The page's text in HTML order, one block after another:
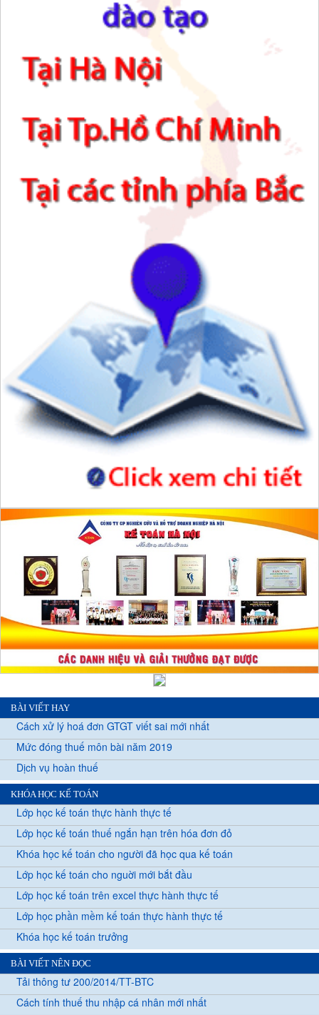
BÀI VIẾT HAY
Cách xử lý hoá đơn GTGT viết sai mới nhất
Mức đóng thuế môn bài năm 2019
Dịch vụ hoàn thuế
KHÓA HỌC KẾ TOÁN
Lớp học kế toán thực hành thực tế
Lớp học kế toán thuế ngắn hạn trên hóa đơn đỏ
Khóa học kế toán cho người đã học qua kế toán
Lớp học kế toán cho nguời mới bắt đầu
Lớp học kế toán trên excel thực hành thực tế
Lớp học phần mềm kế toán thực hành thực tế
Khóa học kế toán trưởng
BÀI VIẾT NÊN ĐỌC
Tải thông tư 200/2014/TT-BTC
Cách tính thuế thu nhập cá nhân mới nhất